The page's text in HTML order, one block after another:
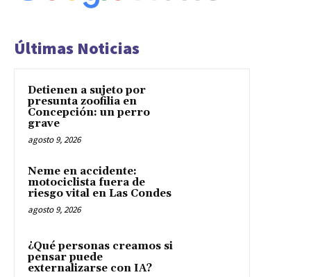
Últimas Noticias
Detienen a sujeto por
presunta zoofilia en
Concepción: un perro
grave
agosto 9, 2026
Neme en accidente:
motociclista fuera de
riesgo vital en Las Condes
agosto 9, 2026
¿Qué personas creamos si
pensar puede
externalizarse con IA?